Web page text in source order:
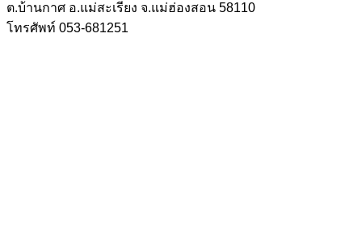
ต.บ้านกาศ อ.แม่สะเรียง จ.แม่ฮ่องสอน 58110
โทรศัพท์ 053-681251